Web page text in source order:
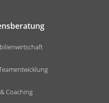
Coaching